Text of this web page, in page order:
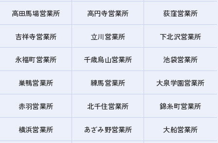
高田馬場営業所 高円寺営業所 荻窪営業所
吉祥寺営業所 立川営業所 下北沢営業所
永福町営業所 千歳烏山営業所 池袋営業所
巣鴨営業所 練馬営業所 大泉学園営業所
赤羽営業所 北千住営業所 錦糸町営業所
横浜営業所 あざみ野営業所 大船営業所